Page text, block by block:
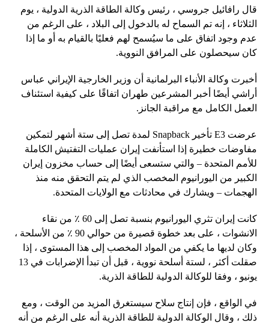
قال رافائيل جروسي ، رئيس وكالة الطاقة الذرية الدولية ، يوم
الثلاثاء ، إنه تم السماح له بالدخول إلى البلاد ، على الرغم من
عدم وجود اتفاق على ما سيُسمح لهم فعليًا بالقيام به أو ما إذا
كان سيحصلون على المرافق النووية.
أخبرت وكالة الأنباء البرلمانية أن وزير الخارجية الإيراني عباس
أراشي أيضًا أخبر المشرعين طهران اتفاقًا على كيفية استئناف
العمل الكامل مع مراقبة الجانز.
عرضت E3 تأخير Snapback لمدة تصل إلى ستة أشهر لتمكين
مفاوضات خطيرة إذا استأنفت إيران عمليات التفتيش الكاملة
للأمم المتحدة – والتي ستسعى أيضًا إلى حساب مخزون إيران
الكبير من اليورانيوم المخصب الذي لم يتم التحقق منه منذ
الهجمات – ويشارك في محادثات مع الولايات المتحدة.
كانت إيران تثري اليورانيوم بنسبة تصل إلى 60 ٪ من نقاء
الانشوات ، على بعد خطوة قصيرة من حوالي 90 ٪ من الأسلحة ،
وكان لديها ما يكفي من المواد المخصب إلى هذا المستوى ، إذا
صقلت أكثر ، لستة أسلحة نووية ، قبل أن تبدأ الإضرابات في 13
يونيو ، وفقا للوكالة الدولية للطاقة الذرية.
في الواقع ، فإن إنتاج سلاح سيستغرق المزيد من الوقت ، ومع
ذلك ، وقال الوكالة الدولية للطاقة الذرية أنه على الرغم من أنه